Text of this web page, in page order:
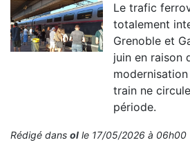
Le trafic
totalement
Grenoble et
juin en raison
train ne
période.
Rédigé dans ol le 17/05/2026 à 06h00